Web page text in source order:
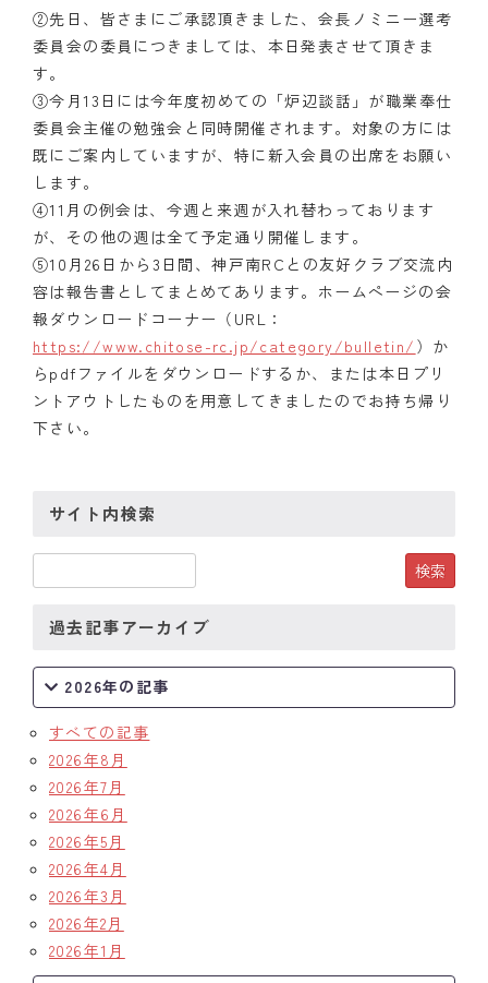
クラブの歴史
歴代会長・幹事
記念誌
案内
例会場・事務局の案内
リンク集
情報公開
入会のご案内
②先日、皆さまにご承認頂きました、会長ノミニー選考
委員会の委員につきましては、本日発表させて頂きま
す。
③今月13日には今年度初めての「炉辺談話」が職業奉仕
委員会主催の勉強会と同時開催されます。対象の方には
既にご案内していますが、特に新入会員の出席をお願い
します。
④11月の例会は、今週と来週が入れ替わっております
が、その他の週は全て予定通り開催します。
⑤10月26日から3日間、神戸南RCとの友好クラブ交流内
容は報告書としてまとめてあります。ホームページの会
報ダウンロードコーナー（URL：
https://www.chitose-rc.jp/category/bulletin/ ）か
らpdfファイルをダウンロードするか、または本日プリ
ントアウトしたものを用意してきましたのでお持ち帰り
下さい。
サイト内検索
過去記事アーカイブ
2026年の記事
すべての記事
2026年8月
2026年7月
2026年6月
2026年5月
2026年4月
2026年3月
2026年2月
2026年1月